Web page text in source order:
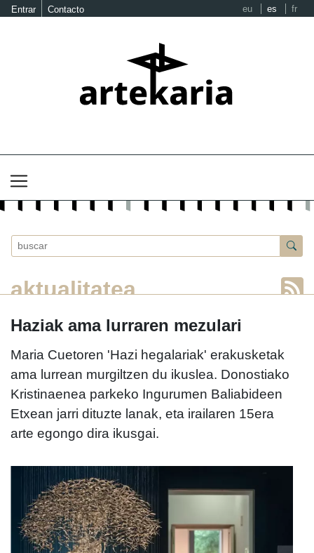
Entrar Contacto eu es fr
aktualitatea
Haziak ama lurraren mezulari
Maria Cuetoren 'Hazi hegalariak' erakusketak
ama lurrean murgiltzen du ikuslea. Donostiako
Kristinaenea parkeko Ingurumen Baliabideen
Etxean jarri dituzte lanak, eta irailaren 15era
arte egongo dira ikusgai.